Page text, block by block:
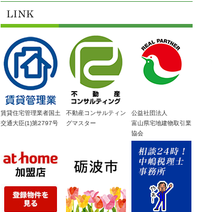
賃貸住宅管理業者国土
交通大臣(1)第2797号
不動産コンサルティン
グマスター
公益社団法人
富山県宅地建物取引業
協会